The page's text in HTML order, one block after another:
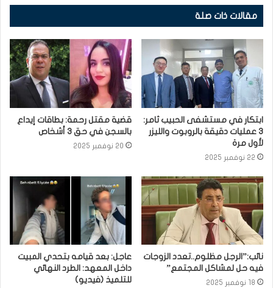
مقالات ذات صلة
ابتكار في مستشفى الحبيب ثامر:
3 عمليات دقيقة بالروبوت والليزر
لأول مرة
22 نوفمبر 2025
قضية مقتل رحمة: بطاقات إيداع
بالسجن في حق 3 أشخاص
20 نوفمبر 2025
نائب:”الرجل مظلوم..تعدد الزوجات
فيه حل لمشاكل المجتمع”
18 نوفمبر 2025
عاجل: بعد قيامه بتحدي المبيت
داخل المعهد: الطرد النهائي
للتلميذ (فيديو)